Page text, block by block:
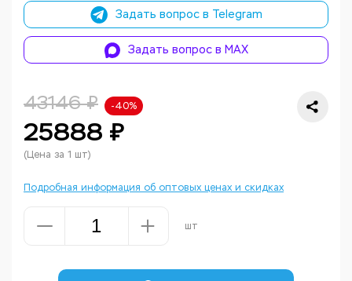
Задать вопрос в Telegram
Задать вопрос в MAX
43146 ₽ -40%
25888 ₽
(Цена за 1 шт)
Подробная информация об оптовых ценах и скидках
шт